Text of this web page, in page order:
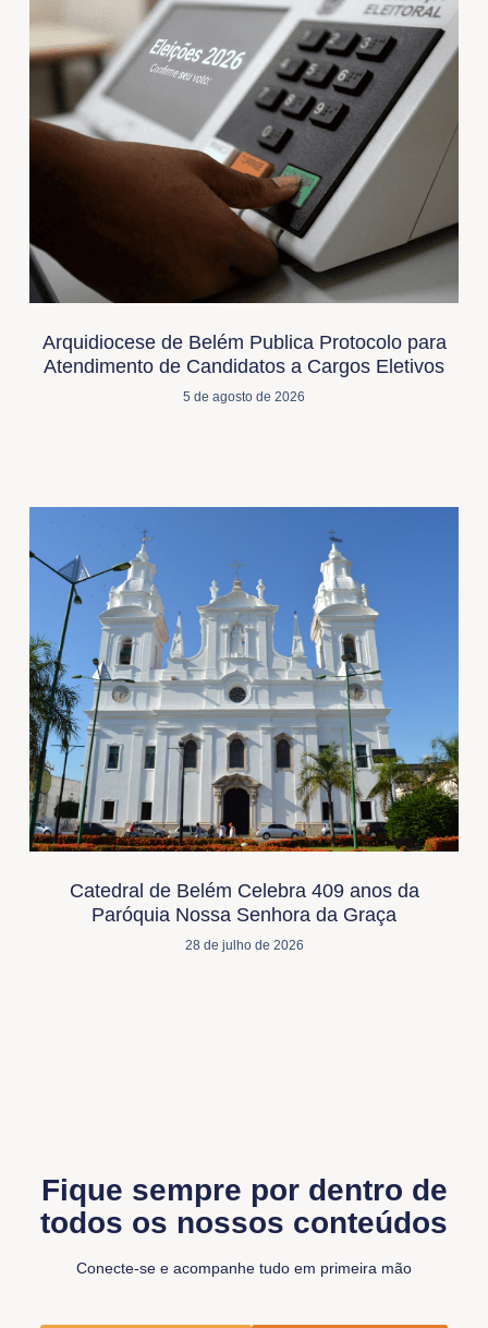
Arquidiocese de Belém Publica Protocolo para
Atendimento de Candidatos a Cargos Eletivos
5 de agosto de 2026
Catedral de Belém Celebra 409 anos da
Paróquia Nossa Senhora da Graça
28 de julho de 2026
Fique sempre por dentro de
todos os nossos conteúdos
Conecte-se e acompanhe tudo em primeira mão